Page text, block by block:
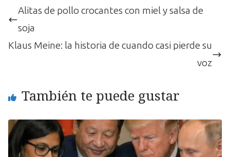
Alitas de pollo crocantes con miel y salsa de
soja
Klaus Meine: la historia de cuando casi pierde su
voz
También te puede gustar